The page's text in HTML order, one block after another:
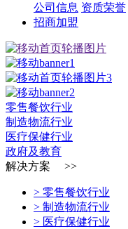
公司信息 资质荣誉
招商加盟
零售餐饮行业
制造物流行业
医疗保健行业
政府及教育
解决方案 >>
> 零售餐饮行业
> 制造物流行业
> 医疗保健行业